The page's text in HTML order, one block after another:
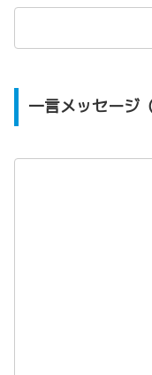
一言メッセージ